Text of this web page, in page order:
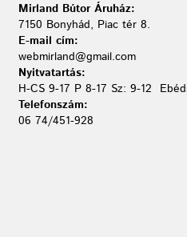
Mirland Bútor Áruház:
7150 Bonyhád, Piac tér 8.
E-mail cím:
webmirland@gmail.com
Nyitvatartás:
H-CS 9-17 P 8-17 Sz: 9-12
Telefonszám:
06 74/451-928